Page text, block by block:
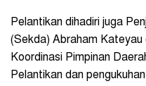
Pelantikan dihadiri juga
(Sekda) Abraham Kateyau
Koordinasi Pimpinan
Pelantikan dan